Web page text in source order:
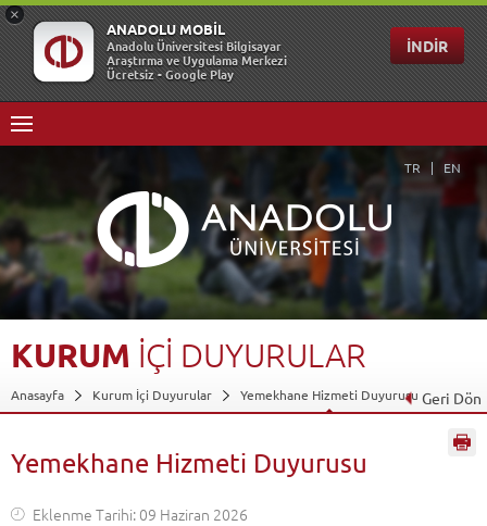
TR EN
KURUM İÇİ DUYURULAR
Anasayfa Kurum İçi Duyurular Yemekhane Hizmeti Duyurusu Geri Dön
Yemekhane Hizmeti Duyurusu
Eklenme Tarihi: 09 Haziran 2026